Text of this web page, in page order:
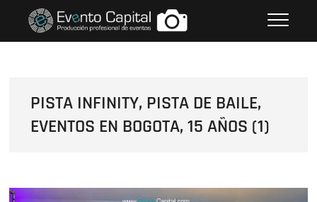
contenido
FOTOS GRUPO EMPRESARIAL
PISTA INFINITY, PISTA DE BAILE,
EVENTOS EN BOGOTA, 15 AÑOS (1)